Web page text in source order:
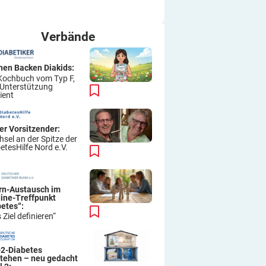
Verbände
Backen Diakids:
vom Typ F,
Vorsitzender:
an der Spitze der
Nord e.V.
Austausch im
Treffpunkt
Ziel definieren“
Diabetes
– neu gedacht